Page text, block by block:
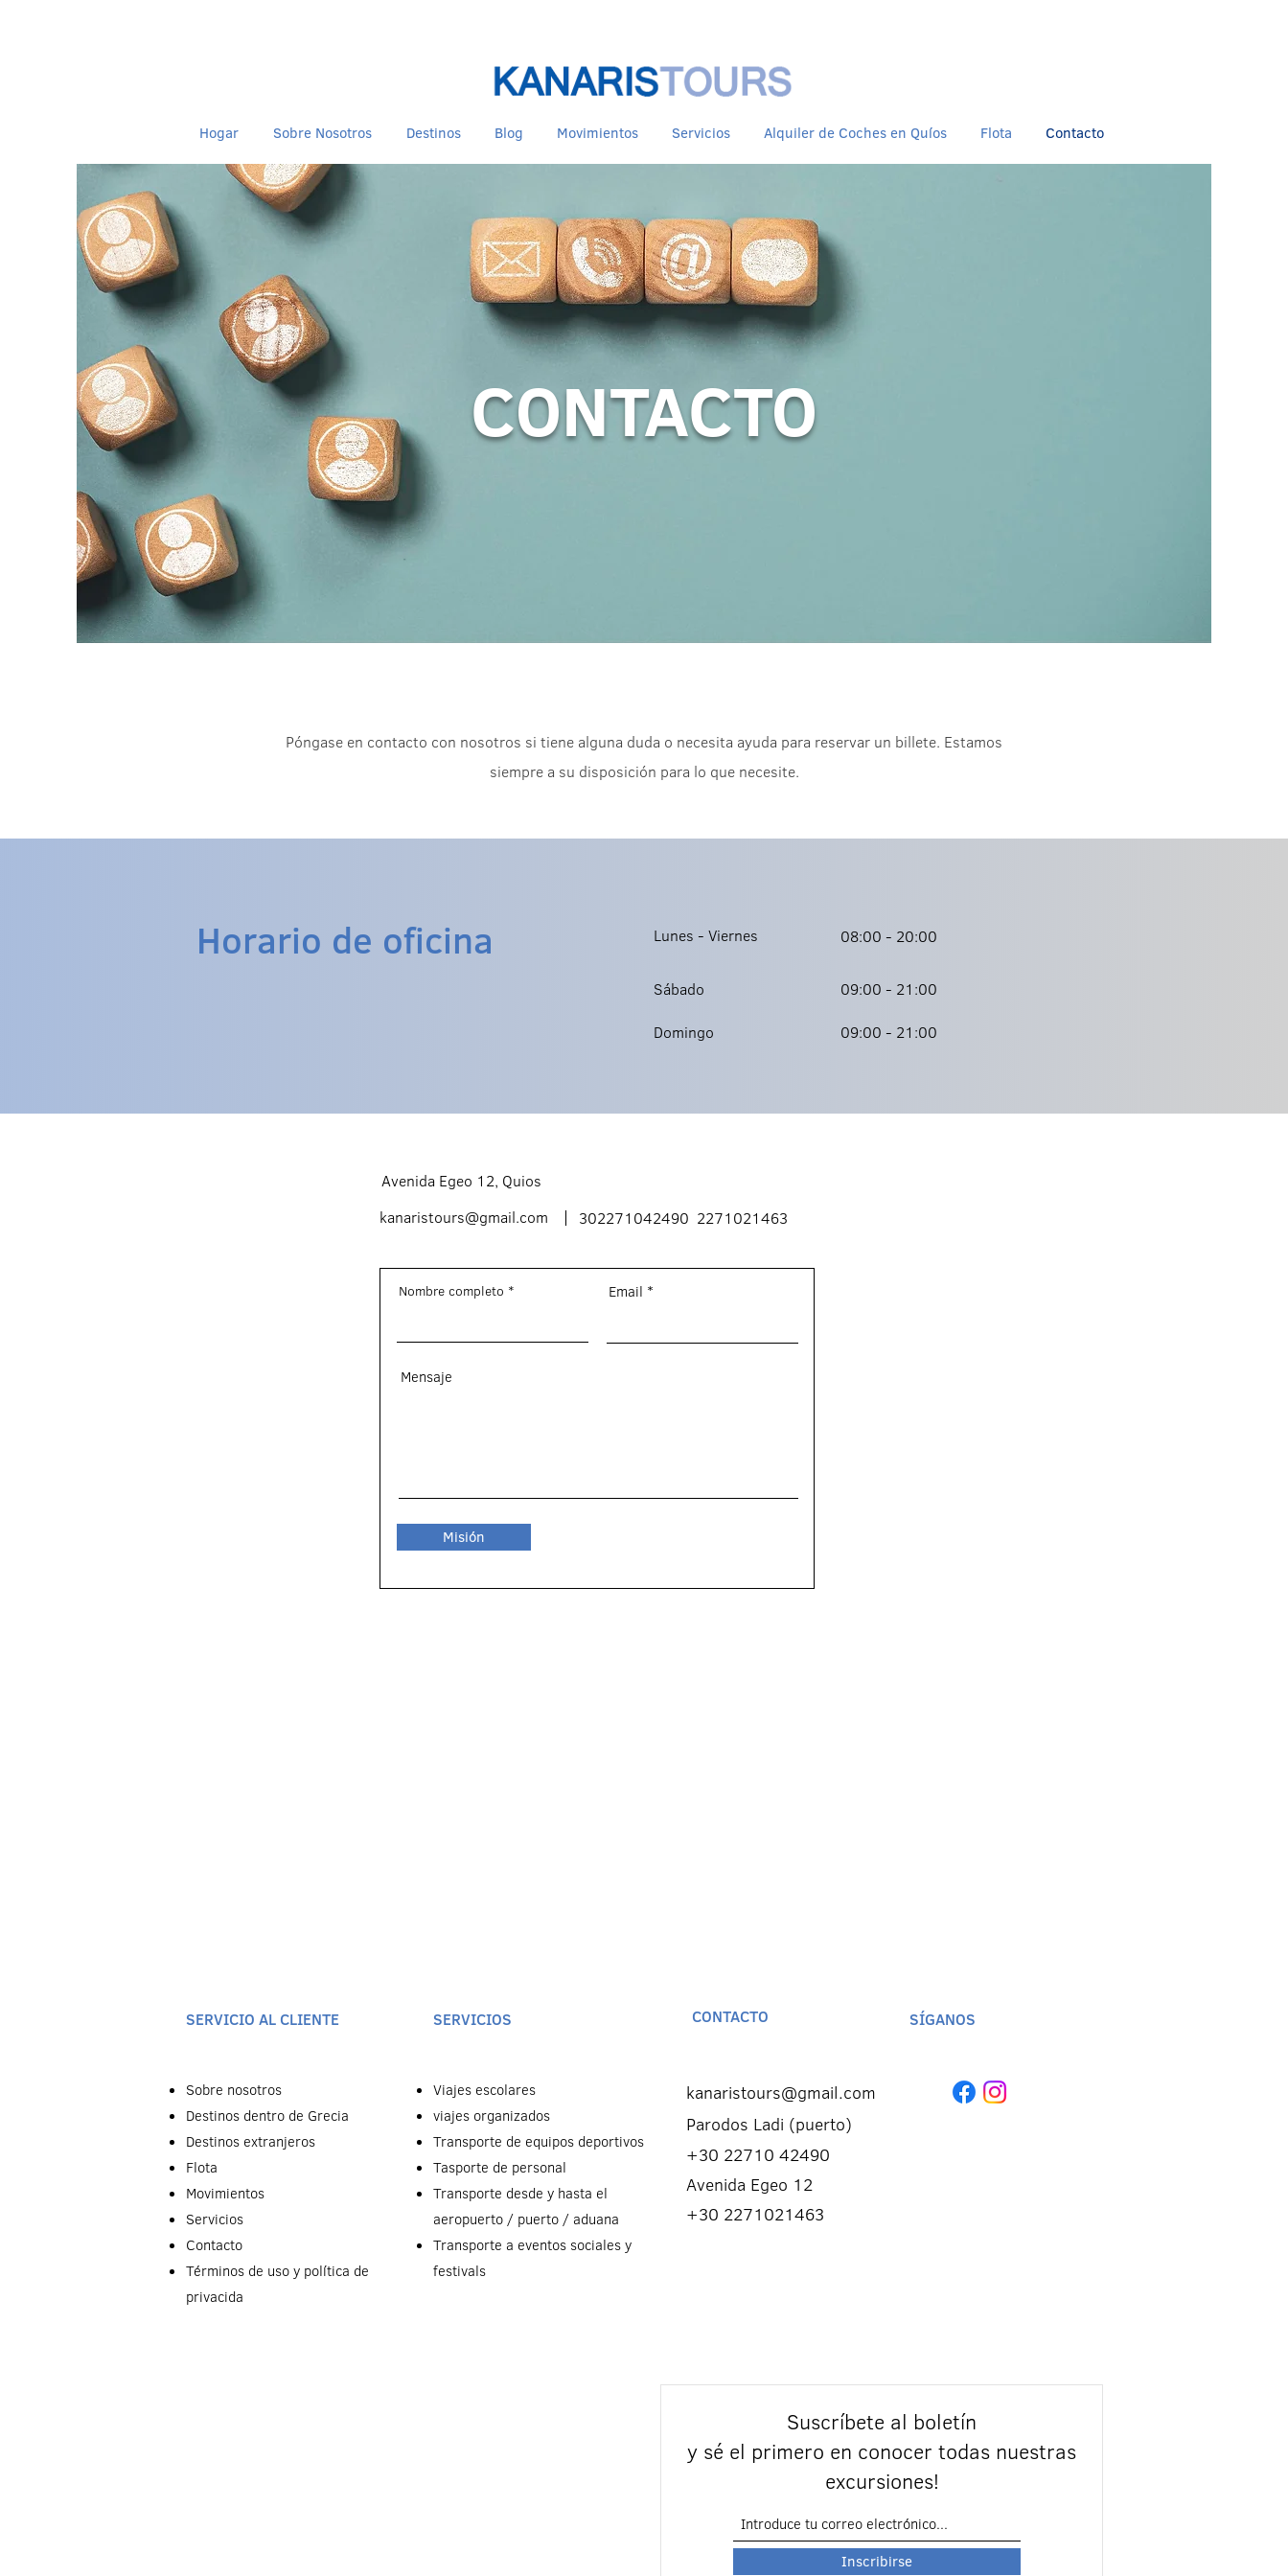
Hogar Sobre Nosotros Destinos Blog Movimientos Servicios Alquiler de Coches en Quíos Flota Contacto
CONTACTO
Póngase en contacto con nosotros si tiene alguna duda o necesita ayuda para reservar un billete. Estamos
siempre a su disposición para lo que necesite.
Horario de oficina Lunes - Viernes
Sábado
Domingo
08:00 - 20:00
09:00 - 21:00
09:00 - 21:00
Αvenida Egeo 12, Quios
kanaristours@gmail.com
302271042490 2271021463
Nombre completo Email
Mensaje
Misión
SERVICIO AL CLIENTE
Sobre nosotros
Destinos dentro de Grecia
Destinos extranjeros
Flota
Μovimientos
Servicios
Contacto
Términos de uso y política de
privacida
SERVICIOS
Viajes escolares
viajes organizados
Transporte de equipos deportivos
Tasporte de personal
Transporte desde y hasta el
aeropuerto / puerto / aduana
Transporte a eventos sociales y
festivals
CONTACTO SÍGANOS
kanaristours@gmail.com
Parodos Ladi (puerto)
+30 22710 42490
Αvenida Egeo 12
+30 2271021463
Suscríbete al boletín
y sé el primero en conocer todas nuestras
excursiones!
Inscribirse